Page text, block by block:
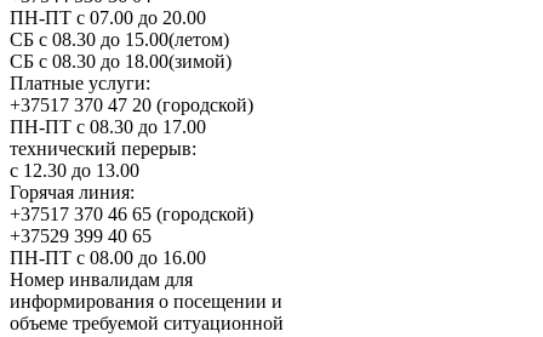
ПН-ПТ с 07.00 до 20.00
СБ с 08.30 до 15.00(летом)
СБ с 08.30 до 18.00(зимой)
Платные услуги:
+37517 370 47 20 (городской)
ПН-ПТ с 08.30 до 17.00
технический перерыв:
с 12.30 до 13.00
Горячая линия:
+37517 370 46 65 (городской)
+37529 399 40 65
ПН-ПТ с 08.00 до 16.00
Номер инвалидам для
информирования о посещении и
объеме требуемой ситуационной